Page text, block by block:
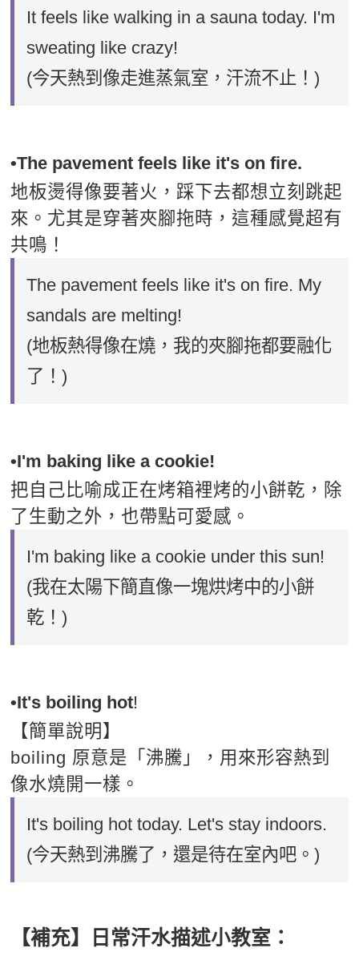
It feels like walking in a sauna today. I'm
sweating like crazy!
(今天熱到像走進蒸氣室，汗流不止！)
•The pavement feels like it's on fire.
地板燙得像要著火，踩下去都想立刻跳起
來。尤其是穿著夾腳拖時，這種感覺超有
共鳴！
The pavement feels like it's on fire. My
sandals are melting!
(地板熱得像在燒，我的夾腳拖都要融化
了！)
•I'm baking like a cookie!
把自己比喻成正在烤箱裡烤的小餅乾，除
了生動之外，也帶點可愛感。
I'm baking like a cookie under this sun!
(我在太陽下簡直像一塊烘烤中的小餅
乾！)
•It's boiling hot!
【簡單說明】
boiling 原意是「沸騰」，用來形容熱到
像水燒開一樣。
It's boiling hot today. Let's stay indoors.
(今天熱到沸騰了，還是待在室內吧。)
【補充】日常汗水描述小教室：